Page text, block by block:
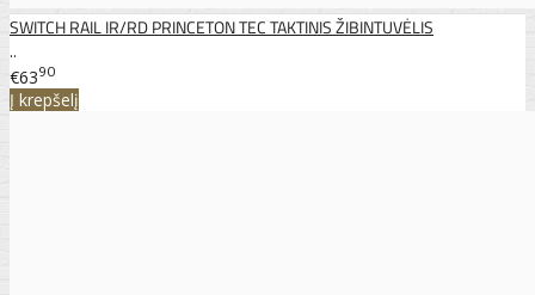
SWITCH RAIL IR/RD PRINCETON TEC TAKTINIS ŽIBINTUVĖLIS
..
€6390
Į krepšelį